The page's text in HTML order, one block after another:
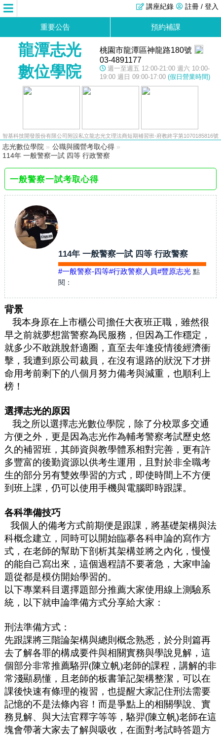
註冊 / 登入
講座紀錄
重要公告 預約補課
龍潭志光
數位學院
桃園市龍潭區神龍路180號
03-4891177
週一至週五 12:00-21:00 週六 10:00-
19:00 週日 09:00-17:00 (假日營業時間)
智基科技開發股份有限公司附設私立龍志光文理法商短期補習班-府教終字第1070185816號
志光數位學院 » 公職與國營考取心得 »
114年 一般警察一試 四等 行政警察
一般警察一試考取心得
114年 一般警察一試 四等 行政警察
#一般警察-四等#行政警察人員#豐原志光 點
閱：
背景
我本身原在上市櫃公司擔任大夜班正職，雖然很
早之前就夢想當警察為民服務，但因為工作穩定，
就多少不敢跳脫舒適圈，直至去年逢疫情後經濟衝
擊，我遭到原公司裁員，在沒有退路的狀況下才拼
命用考前剩下的八個月努力備考與減重，也順利上
榜！
選擇志光的原因
我之所以選擇志光數位學院，除了分校眾多交通
方便之外，更是因為志光作為輔考警察考試歷史悠
久的補習班，其師資與教學體系相對完善，更有許
多豐富的後勤資源以供考生運用，且對於非全職考
生的部分另有雙效學習的方式，即使時間上不方便
到班上課，仍可以使用手機與電腦即時跟課。
各科準備技巧
我個人的備考方式前期便是跟課，將基礎架構與法
科概念建立，同時可以開始臨摹各科申論的寫作方
式，在老師的幫助下剖析其架構並將之內化，慢慢
的能自己寫出來，這個過程請不要著急，大家申論
題從都是模仿開始學習的。
以下專業科目選擇題部分推薦大家使用線上測驗系
統，以下就申論準備方式分享給大家：
刑法準備方式：
先跟課將三階論架構與總則概念熟悉，於分則篇再
去了解各罪的構成要件與相關實務與學說見解，這
個部分非常推薦駱羿(陳立帆)老師的課程，講解的非
常淺顯易懂，且老師的板書筆記架構整潔，可以在
課後快速有條理的複習，也提醒大家記住刑法需要
記憶的不是法條內容！而是爭點上的相關學說、實
務見解、與大法官釋字等等，駱羿(陳立帆)老師在這
塊會帶著大家去了解與吸收，在面對考試時答題方